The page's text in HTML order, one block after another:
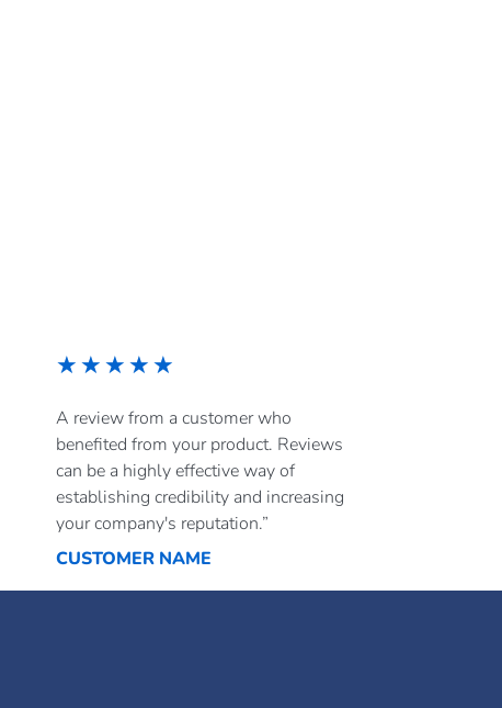
★ ★ ★ ★ ★
A review from a customer who
benefited from your product. Reviews
can be a highly effective way of
establishing credibility and increasing
your company's reputation.”
CUSTOMER NAME